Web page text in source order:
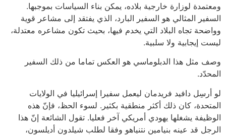
ومعتمدة لوزارة خارجية بلاده، يمكن بناء السياسات بموجبها.
السفير المثالي هو السفير البارد، الذي يفتقد إلى مشاعر قوية
وواضحة تجاه البلاد التي يخدم فيها، بحيث تكون مشاعره معتدلة،
ليست إيجابية ولا سلبية.
وصف مثل هذا الدبلوماسي هو العكس تماما من ذلك السفير
المحدّد.
لو أرسِل دافيد فريدمان ليعمل سفيرا إسرائيليا في الولايات
المتحدة، كان ذلك أكثر منطقية بكثير. لسوء الحظ، فإنّ هذه
الوظيفة يشغلها يهودي أمريكي آخر فعليا. تقول الشائعة إنّ هذا
الرجل قد عينه بنيامين نتنياهو وفقا لطلب شيلدون أديلسون،